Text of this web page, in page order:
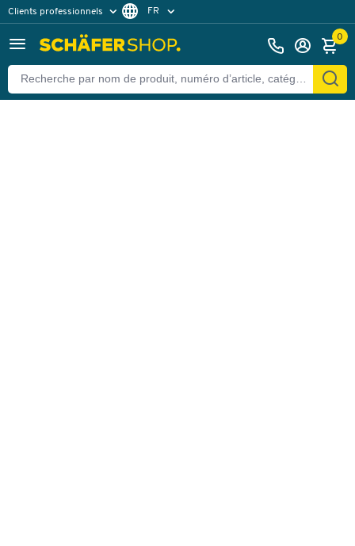
Clients professionnels
Clients particuliers
FR
0
Retour